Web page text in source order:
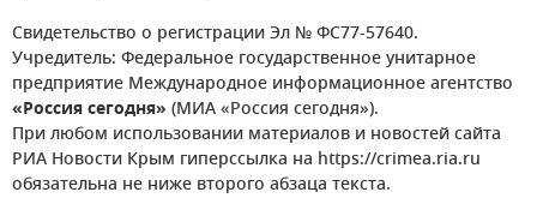
Свидетельство о регистрации Эл № ФС77-57640.
Учредитель: Федеральное государственное унитарное
предприятие Международное информационное агентство
«Россия сегодня» (МИА «Россия сегодня»).
При любом использовании материалов и новостей сайта
РИА Новости Крым гиперссылка на https://crimea.ria.ru
обязательна не ниже второго абзаца текста.